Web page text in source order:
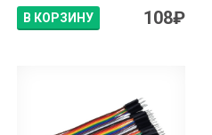
В КОРЗИНУ 108₽